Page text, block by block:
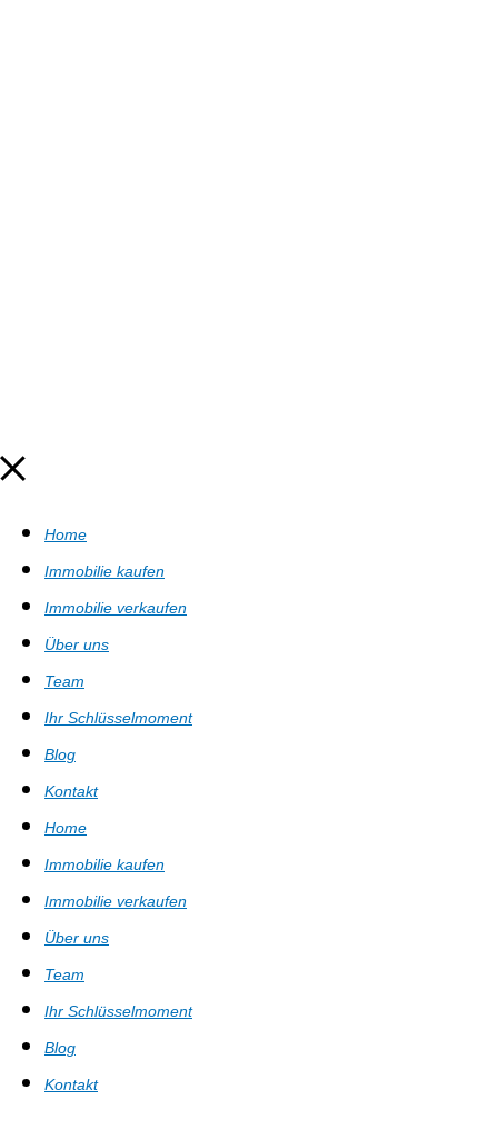
Home
Immobilie kaufen
Immobilie verkaufen
Über uns
Team
Ihr Schlüsselmoment
Blog
Kontakt
Home
Immobilie kaufen
Immobilie verkaufen
Über uns
Team
Ihr Schlüsselmoment
Blog
Kontakt